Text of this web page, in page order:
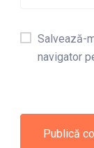
Salvează-
navigator